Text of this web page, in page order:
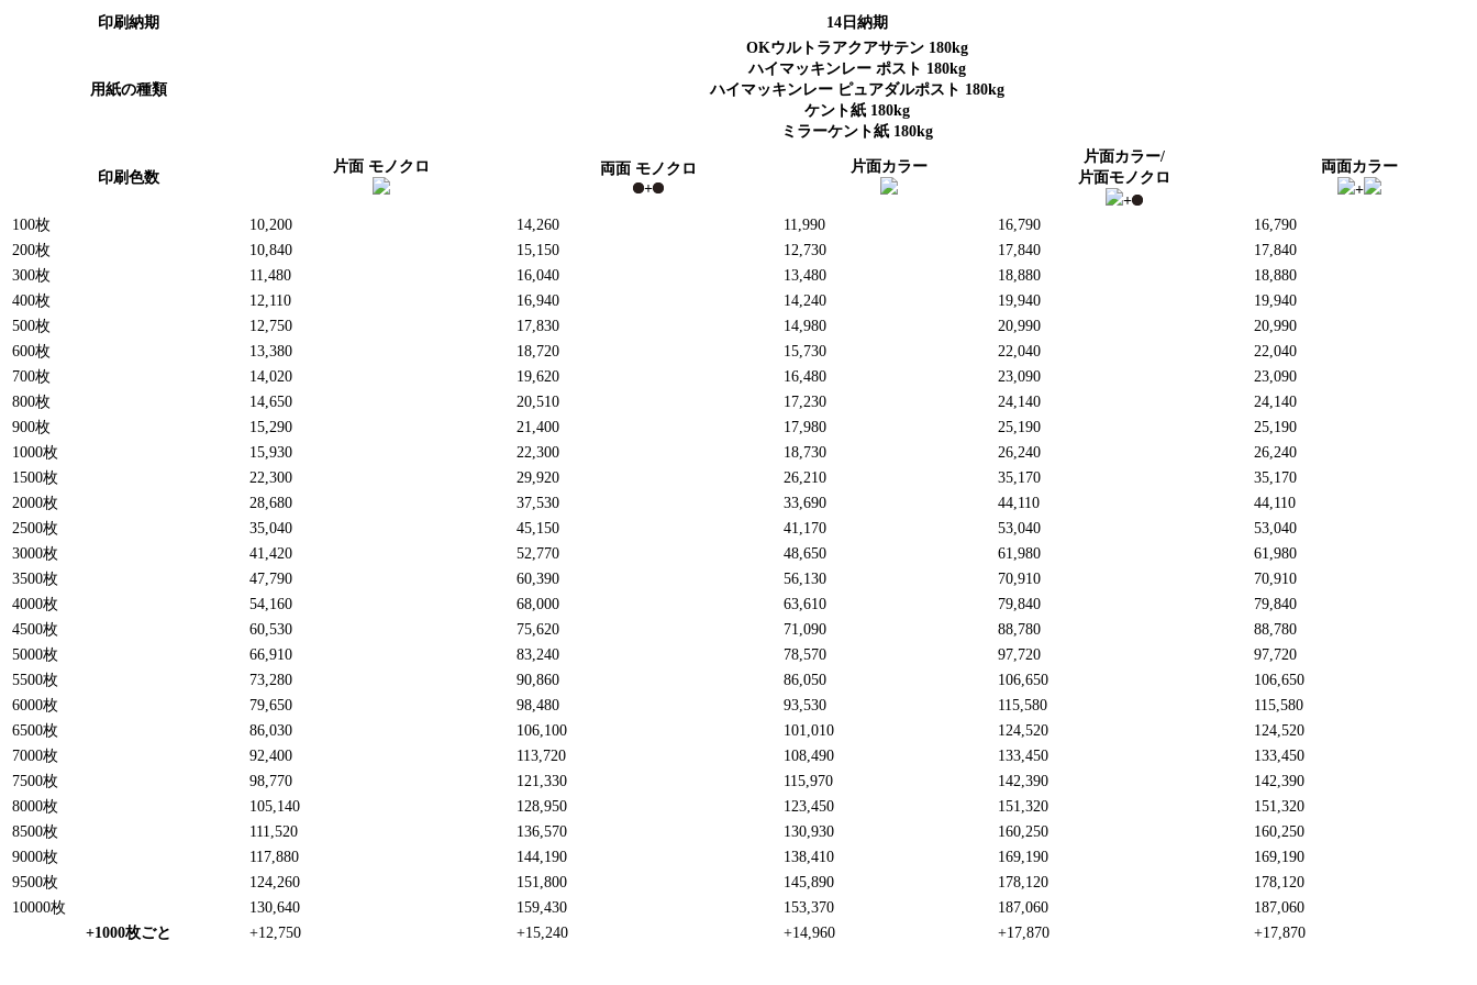
印刷納期 14日納期
用紙の種類
OKウルトラアクアサテン 180kg
ハイマッキンレー ポスト 180kg
ハイマッキンレー ピュアダルポスト 180kg
ケント紙 180kg
ミラーケント紙 180kg
印刷色数
片面 モノクロ
両面 モノクロ
+
片面カラー
片面カラー/
片面モノクロ
+
両面カラー
+
100枚
10,200 14,260 11,990 16,790
16,790
200枚
10,840 15,150 12,730 17,840
17,840
300枚
11,480 16,040 13,480 18,880
18,880
400枚
12,110 16,940 14,240 19,940
19,940
500枚
12,750 17,830 14,980 20,990
20,990
600枚
13,380 18,720 15,730 22,040
22,040
700枚
14,020 19,620 16,480 23,090
23,090
800枚
14,650 20,510 17,230 24,140
24,140
900枚
15,290 21,400 17,980 25,190
25,190
1000枚
15,930 22,300 18,730 26,240
26,240
1500枚
22,300 29,920 26,210 35,170
35,170
2000枚
28,680 37,530 33,690 44,110
44,110
2500枚
35,040 45,150 41,170 53,040
53,040
3000枚
41,420 52,770 48,650 61,980
61,980
3500枚
47,790 60,390 56,130 70,910
70,910
4000枚
54,160 68,000 63,610 79,840
79,840
4500枚
60,530 75,620 71,090 88,780
88,780
5000枚
66,910 83,240 78,570 97,720
97,720
5500枚
73,280 90,860 86,050 106,650
106,650
6000枚
79,650 98,480 93,530 115,580
115,580
6500枚
86,030 106,100 101,010 124,520
124,520
7000枚
92,400 113,720 108,490 133,450
133,450
7500枚
98,770 121,330 115,970 142,390
142,390
8000枚
105,140 128,950 123,450 151,320
151,320
8500枚
111,520 136,570 130,930 160,250
160,250
9000枚
117,880 144,190 138,410 169,190
169,190
9500枚
124,260 151,800 145,890 178,120
178,120
10000枚
130,640 159,430 153,370 187,060
187,060
+1000枚ごと
+12,750 +15,240 +14,960 +17,870 +17,870